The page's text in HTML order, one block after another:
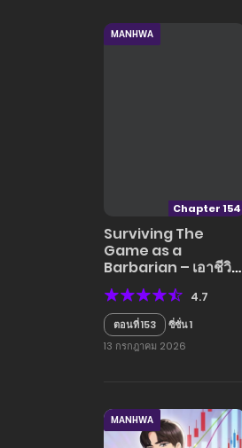
Chapter 154
MANHWA
Surviving The
Game as a
Barbarian – เอาชีวิต
รอดในเกมฉบับคน
เถื่อน
4.7
ตอนที่ 153
ซี่ซั่น 1
13 กรกฎาคม 2026
MANHWA